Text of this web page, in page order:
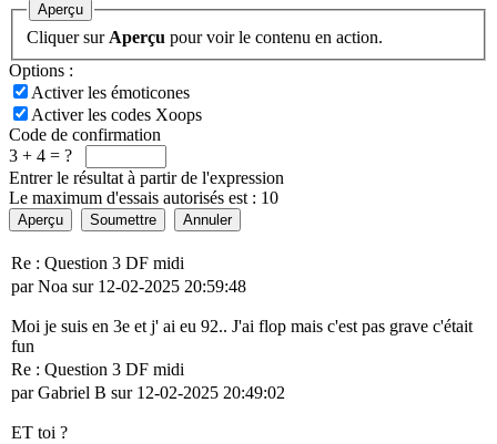
Aperçu
Cliquer sur Aperçu pour voir le contenu en action.
Options :
Activer les émoticones
Activer les codes Xoops
Code de confirmation
3 + 4 = ?
Entrer le résultat à partir de l'expression
Le maximum d'essais autorisés est : 10
Aperçu Soumettre Annuler
Re : Question 3 DF midi
par Noa sur 12-02-2025 20:59:48
Moi je suis en 3e et j' ai eu 92.. J'ai flop mais c'est pas grave c'était
fun
Re : Question 3 DF midi
par Gabriel B sur 12-02-2025 20:49:02
ET toi ?